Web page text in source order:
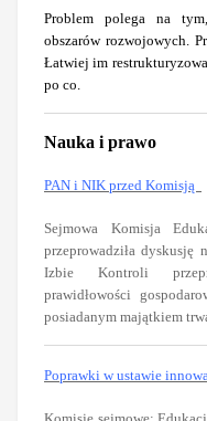
Problem polega na
obszarów rozwojowych.
Łatwiej im
po co.
Nauka i prawo
PAN i NIK przed Komisją
Sejmowa Komisja
przeprowadziła dyskusję
Izbie Kontroli
prawidłowości
posiadanym majątkiem
Poprawki w ustawie